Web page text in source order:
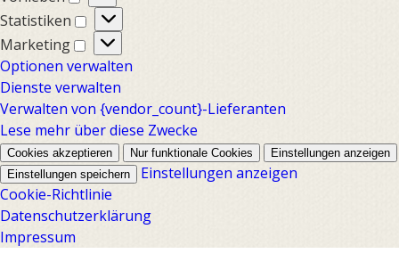
Statistiken Statistiken
Marketing Marketing
Optionen verwalten
Dienste verwalten
Verwalten von {vendor_count}-Lieferanten
Lese mehr über diese Zwecke
Cookies akzeptieren Nur funktionale Cookies
Einstellungen anzeigen
Einstellungen speichern
Einstellungen anzeigen
Cookie-Richtlinie
Datenschutzerklärung
Impressum